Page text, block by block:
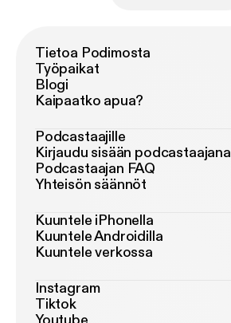
Tietoa Podimosta
Työpaikat
Blogi
Kaipaatko apua?
Podcastaajille
Kirjaudu sisään podcastaajana
Podcastaajan FAQ
Yhteisön säännöt
Kuuntele iPhonella
Kuuntele Androidilla
Kuuntele verkossa
Instagram
Tiktok